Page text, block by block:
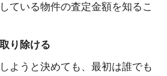
ている物件の査定金額を知るこ
り除ける
ようと決めても、最初は誰でも